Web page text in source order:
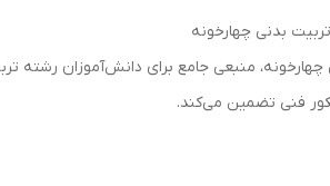
بدنی چهارخونه
چهارخونه، منبعی جامع برای دانش‌آموزان
فنی تضمین می‌کند.